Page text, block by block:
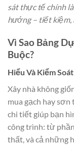
sát thực tế chính
hướng – tiết kiệm,
Vì Sao Bảng
Buộc?
Hiểu Và Kiểm
Xây nhà không
mua gạch hay
chi tiết giúp bạn
công trình: từ
thất, và cả những